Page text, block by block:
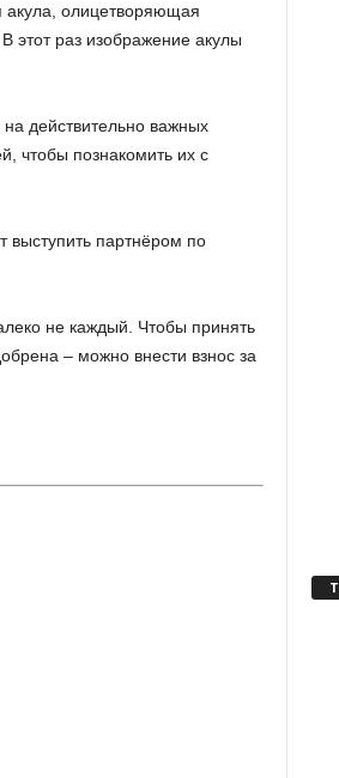
акула, олицетворяющая
этот раз изображение акулы
действительно важных
чтобы познакомить их с
выступить партнёром по
не каждый. Чтобы принять
– можно внести взнос за